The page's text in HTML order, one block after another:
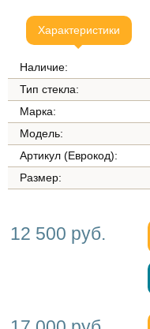
Характеристики
Наличие:
Тип стекла:
Марка:
Модель:
Артикул (Еврокод):
Размер:
12 500 руб.